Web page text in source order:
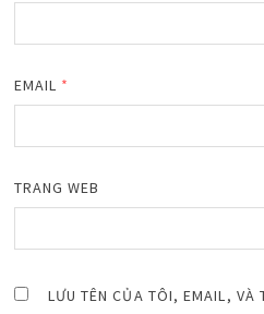
EMAIL *
TRANG WEB
LƯU TÊN CỦA TÔI, EMAIL, VÀ